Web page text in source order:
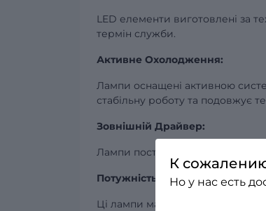
LED елементи виготовлені за
термін служби.
Активне Охолодження:
Лампи оснащені активною
стабільну роботу та подовжує
Зовнішній Драйвер:
Лампи постачаються з
Потужність та Напруга:
Ці лампи мають потужність 31
К
Но у нас есть